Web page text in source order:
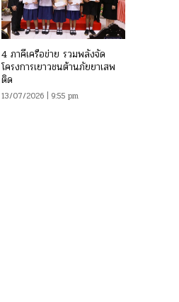
4 ภาคีเครือข่าย รวมพลังจัด
โครงการเยาวชนต้านภัยยาเสพ
ติด
13/07/2026 | 9:55 pm